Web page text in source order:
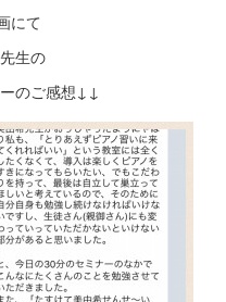
にて
生の
のご感想↓↓